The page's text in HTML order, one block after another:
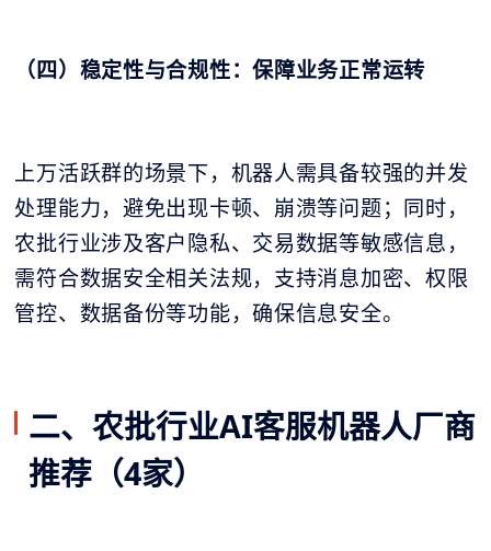
（四）稳定性与合规性：保障业务正常运转
上万活跃群的场景下，机器人需具备较强的并发
处理能力，避免出现卡顿、崩溃等问题；同时，
农批行业涉及客户隐私、交易数据等敏感信息，
需符合数据安全相关法规，支持消息加密、权限
管控、数据备份等功能，确保信息安全。
二、农批行业AI客服机器人厂商
推荐（4家）